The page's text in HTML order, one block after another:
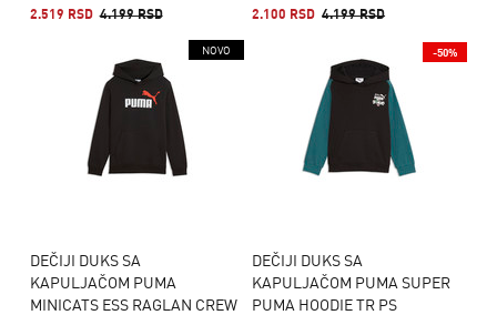
2.519 RSD 4.199 RSD 2.100 RSD 4.199 RSD
DEČIJI DUKS SA
KAPULJAČOM PUMA
MINICATS ESS RAGLAN CREW
NOVO
DEČIJI DUKS SA
KAPULJAČOM PUMA SUPER
PUMA HOODIE TR PS
-50%